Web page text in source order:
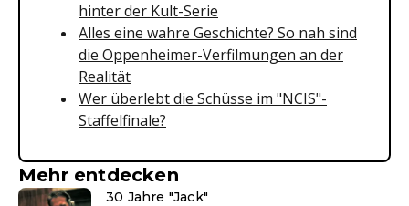
hinter der Kult-Serie
Alles eine wahre Geschichte? So nah sind
die Oppenheimer-Verfilmungen an der
Realität
Wer überlebt die Schüsse im "NCIS"-
Staffelfinale?
Mehr entdecken
30 Jahre "Jack"